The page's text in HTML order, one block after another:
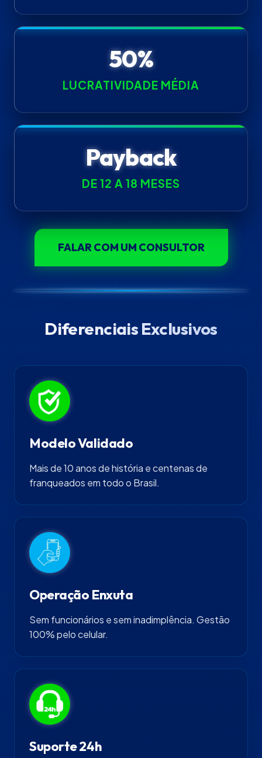
50%
LUCRATIVIDADE MÉDIA
Payback
DE 12 A 18 MESES
FALAR COM UM CONSULTOR
Diferenciais Exclusivos
Modelo Validado
Mais de 10 anos de história e centenas de
franqueados em todo o Brasil.
Operação Enxuta
Sem funcionários e sem inadimplência. Gestão
100% pelo celular.
Suporte 24h